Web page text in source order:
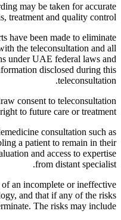
may be taken for accurate
treatment and quality control.
have been made to eliminate
the teleconsultation and all
under UAE federal laws and
disclosed during this
teleconsultation.
consent to teleconsultation
to future care or treatment.
consultation such as
a patient to remain in their
and access to expertise
from distant specialist.
an incomplete or ineffective
and that if any of the risks
The risks may include: